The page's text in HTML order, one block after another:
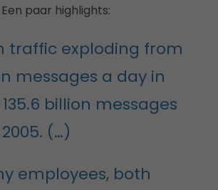
Een paar highlights:
traffic exploding from
messages a day in
billion messages
(…)
employees, both